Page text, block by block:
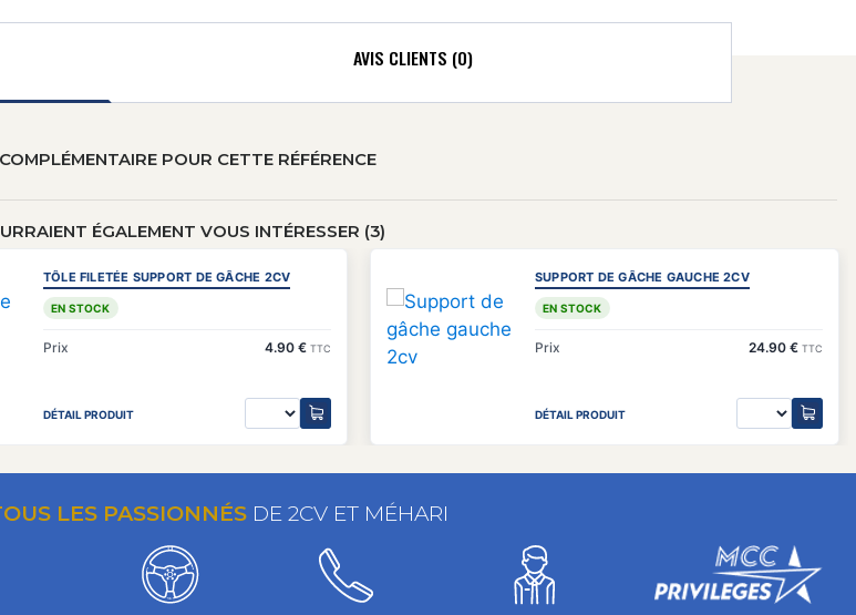
AVIS CLIENTS (0)
POUR CETTE RÉFÉRENCE
ÉGALEMENT VOUS INTÉRESSER (3)
TÔLE FILETÉE SUPPORT DE GÂCHE 2CV
EN STOCK
Prix 4.90 € TTC
DÉTAIL PRODUIT
SUPPORT DE GÂCHE GAUCHE 2CV
EN STOCK
Prix 24.90 € TTC
DÉTAIL PRODUIT
LES PASSIONNÉS DE 2CV ET MÉHARI